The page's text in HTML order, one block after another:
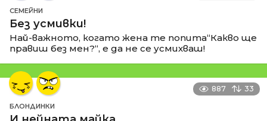
СЕМЕЙНИ
Без усмивки!
Най-важното, когато жена те попита“Какво ще
правиш без мен?“, е да не се усмихваш!
887 33
БЛОНДИНКИ